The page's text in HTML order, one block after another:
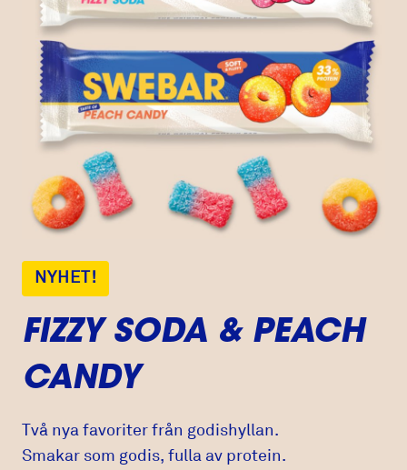
NYHET!
FIZZY SODA & PEACH
CANDY
Två nya favoriter från godishyllan.
Smakar som godis, fulla av protein.